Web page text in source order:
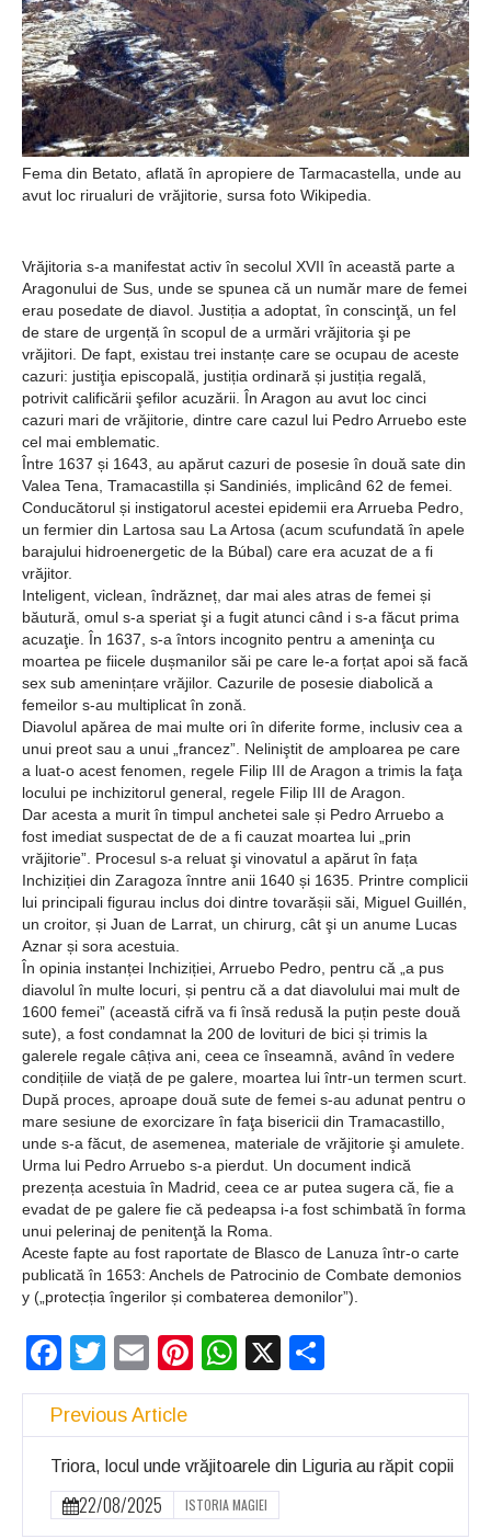
Fema din Betato, aflată în apropiere de Tarmacastella, unde au
avut loc rirualuri de vrăjitorie, sursa foto Wikipedia.
Vrăjitoria s-a manifestat activ în secolul XVII în această parte a
Aragonului de Sus, unde se spunea că un număr mare de femei
erau posedate de diavol. Justiția a adoptat, în conscinţă, un fel
de stare de urgență în scopul de a urmări vrăjitoria şi pe
vrăjitori. De fapt, existau trei instanțe care se ocupau de aceste
cazuri: justiţia episcopală, justiția ordinară și justiția regală,
potrivit calificării şefilor acuzării. În Aragon au avut loc cinci
cazuri mari de vrăjitorie, dintre care cazul lui Pedro Arruebo este
cel mai emblematic.
Între 1637 și 1643, au apărut cazuri de posesie în două sate din
Valea Tena, Tramacastilla și Sandiniés, implicând 62 de femei.
Conducătorul și instigatorul acestei epidemii era Arrueba Pedro,
un fermier din Lartosa sau La Artosa (acum scufundată în apele
barajului hidroenergetic de la Búbal) care era acuzat de a fi
vrăjitor.
Inteligent, viclean, îndrăzneț, dar mai ales atras de femei și
băutură, omul s-a speriat şi a fugit atunci când i s-a făcut prima
acuzaţie. În 1637, s-a întors incognito pentru a ameninţa cu
moartea pe fiicele dușmanilor săi pe care le-a forțat apoi să facă
sex sub amenințare vrăjilor. Cazurile de posesie diabolică a
femeilor s-au multiplicat în zonă.
Diavolul apărea de mai multe ori în diferite forme, inclusiv cea a
unui preot sau a unui „francez”. Neliniştit de amploarea pe care
a luat-o acest fenomen, regele Filip III de Aragon a trimis la faţa
locului pe inchizitorul general, regele Filip III de Aragon.
Dar acesta a murit în timpul anchetei sale și Pedro Arruebo a
fost imediat suspectat de de a fi cauzat moartea lui „prin
vrăjitorie”. Procesul s-a reluat şi vinovatul a apărut în fața
Inchiziției din Zaragoza înntre anii 1640 și 1635. Printre complicii
lui principali figurau inclus doi dintre tovarășii săi, Miguel Guillén,
un croitor, și Juan de Larrat, un chirurg, cât şi un anume Lucas
Aznar și sora acestuia.
În opinia instanței Inchiziției, Arruebo Pedro, pentru că „a pus
diavolul în multe locuri, și pentru că a dat diavolului mai mult de
1600 femei” (această cifră va fi însă redusă la puțin peste două
sute), a fost condamnat la 200 de lovituri de bici și trimis la
galerele regale câțiva ani, ceea ce înseamnă, având în vedere
condițiile de viață de pe galere, moartea lui într-un termen scurt.
După proces, aproape două sute de femei s-au adunat pentru o
mare sesiune de exorcizare în faţa bisericii din Tramacastillo,
unde s-a făcut, de asemenea, materiale de vrăjitorie şi amulete.
Urma lui Pedro Arruebo s-a pierdut. Un document indică
prezența acestuia în Madrid, ceea ce ar putea sugera că, fie a
evadat de pe galere fie că pedeapsa i-a fost schimbată în forma
unui pelerinaj de penitenţă la Roma.
Aceste fapte au fost raportate de Blasco de Lanuza într-o carte
publicată în 1653: Anchels de Patrocinio de Combate demonios
y („protecția îngerilor și combaterea demonilor”).
Facebook
Twitter
EmailPinterest
WhatsApp
X
Previous Article
Triora, locul unde vrăjitoarele din Liguria au răpit copii
22/08/2025 ISTORIA MAGIEI